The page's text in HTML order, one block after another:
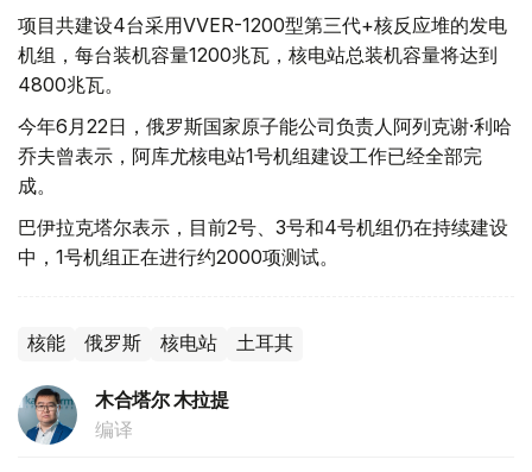
项目共建设4台采用VVER-1200型第三代+核反应堆的发电
机组，每台装机容量1200兆瓦，核电站总装机容量将达到
4800兆瓦。
今年6月22日，俄罗斯国家原子能公司负责人阿列克谢·利哈
乔夫曾表示，阿库尤核电站1号机组建设工作已经全部完
成。
巴伊拉克塔尔表示，目前2号、3号和4号机组仍在持续建设
中，1号机组正在进行约2000项测试。
核能 俄罗斯 核电站 土耳其
木合塔尔 木拉提
编译